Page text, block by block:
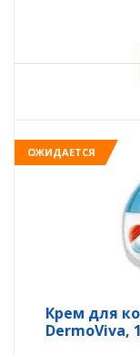
ОЖИДАЕТСЯ
Крем для
DermoViva,